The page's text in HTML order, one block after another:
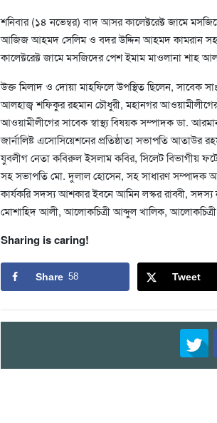
শনিবার (১৪ নভেম্বর) বাদ আসর কালেক্টরেক্ট জামে
আজিজ আহমদ সেলিম ও বদর উদ্দিন আহমদ কামরান সহ
কালেক্টরেক্ট জামে মসজিদের পেশ ইমাম মাওলানা শাহ
উক্ত মিলাদ ও দোয়া মাহফিলে উপস্থিত ছিলেন, সাবেক
আলহাজ্ব শফিকুর রহমান চৌধুরী, মহানগর
আওয়ামীলীগের সাবেক স্বাস্থ্য বিষয়ক সম্পাদক ডা.
জার্নালিষ্ট এসোসিয়েশনের প্রতিষ্ঠাতা সভাপতি
যুবলীগ নেতা কবিরুল ইসলাম কবির, সিলেট বিভাগীয়
সহ সভাপতি মো. দুলাল হোসেন, সহ সাধারণ সম্পাদক
কার্যকরি সদস্য আশকার ইবনে আমিন লস্কর রাব্বী,
মোশাহিদ আলী, আলোকচিত্রী আব্দুল খালিক,
Sharing is caring!
Share 58 Tweet